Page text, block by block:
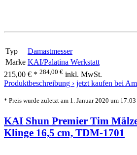
Typ
Damastmesser
Marke KAI/Palatina Werkstatt
215,00 € * 284,00 € inkl. MwSt.
Produktbeschreibung › jetzt kaufen bei
* Preis wurde zuletzt am 1. Januar 2020 um
KAI Shun Premier Tim
Klinge 16,5 cm, TDM-1701